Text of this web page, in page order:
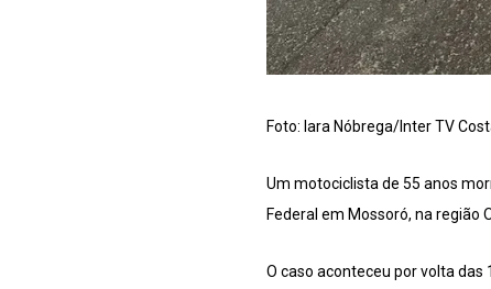
Foto: Iara Nóbrega/Inter TV
Um motociclista de 55 anos
Federal em Mossoró, na região
O caso aconteceu por volta